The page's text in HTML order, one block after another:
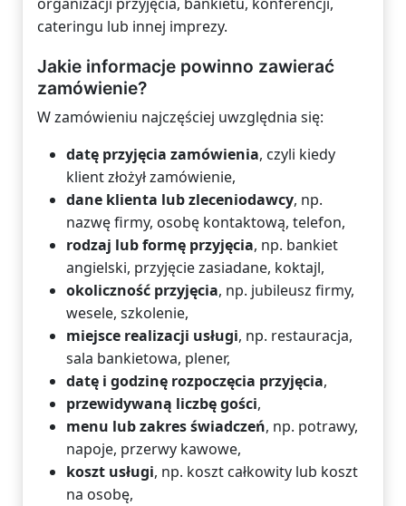
cateringu lub innej imprezy.
Jakie informacje powinno zawierać
zamówienie?
W zamówieniu najczęściej uwzględnia się:
datę przyjęcia zamówienia, czyli kiedy
klient złożył zamówienie,
dane klienta lub zleceniodawcy, np.
nazwę firmy, osobę kontaktową, telefon,
rodzaj lub formę przyjęcia, np. bankiet
angielski, przyjęcie zasiadane, koktajl,
okoliczność przyjęcia, np. jubileusz firmy,
wesele, szkolenie,
miejsce realizacji usługi, np. restauracja,
sala bankietowa, plener,
datę i godzinę rozpoczęcia przyjęcia,
przewidywaną liczbę gości,
menu lub zakres świadczeń, np. potrawy,
napoje, przerwy kawowe,
koszt usługi, np. koszt całkowity lub koszt
na osobę,